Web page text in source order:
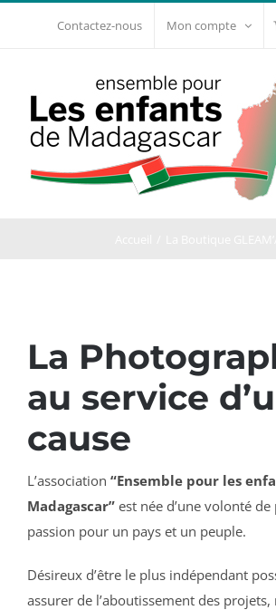
Contactez-nous Mon compte
La
au service
cause
L’association “Ensemble pour les
Madagascar” est née d’une volonté
passion pour un pays et un peuple.
Désireux d’être le plus indépendant
assurer de l’aboutissement des projets,